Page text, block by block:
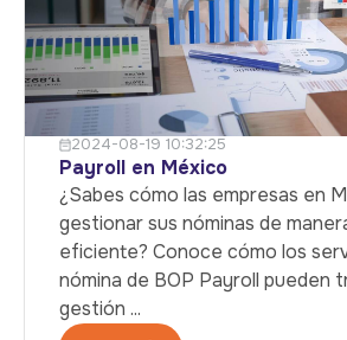
2024-08-19 10:32:25
Payroll en México
¿Sabes cómo las empresas en
gestionar sus nóminas de
eficiente? Conoce cómo los
nómina de BOP Payroll pueden
gestión ...